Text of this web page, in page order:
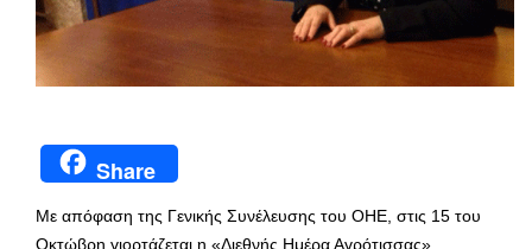
Share
Με απόφαση της Γενικής Συνέλευσης του ΟΗΕ, στις 15 του
Οκτώβρη γιορτάζεται η «Διεθνής Ημέρα Αγρότισσας»